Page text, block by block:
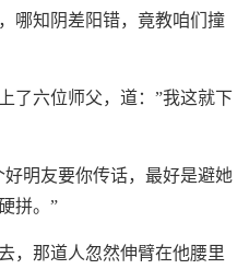
哪知阴差阳错，竟教咱们撞
了六位师父，道：”我这就下
明友要你传话，最好是避她
拼。”
，那道人忽然伸臂在他腰里